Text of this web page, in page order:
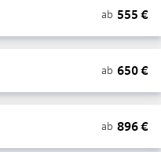
ab 555 €
ab 650€
ab 896€